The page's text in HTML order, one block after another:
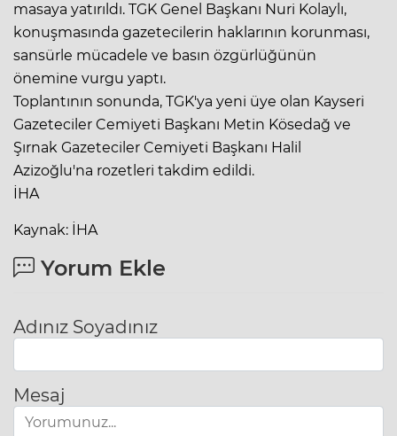
masaya yatırıldı. TGK Genel Başkanı Nuri Kolaylı,
konuşmasında gazetecilerin haklarının korunması,
sansürle mücadele ve basın özgürlüğünün
önemine vurgu yaptı.
Toplantının sonunda, TGK'ya yeni üye olan Kayseri
Gazeteciler Cemiyeti Başkanı Metin Kösedağ ve
Şırnak Gazeteciler Cemiyeti Başkanı Halil
Azizoğlu'na rozetleri takdim edildi.
İHA
Kaynak: İHA
Yorum Ekle
Adınız Soyadınız
Mesaj